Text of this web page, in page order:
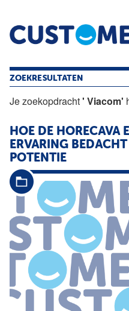
Home Opinie
ZOEKRESULTATEN
Je zoekopdracht' Viacom'
HOE DE HORECAVA
ERVARING
POTENTIE